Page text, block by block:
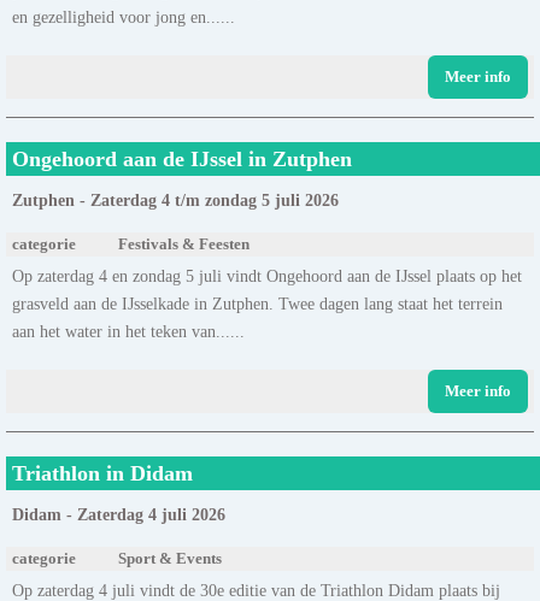
en gezelligheid voor jong en......
Meer info
Ongehoord aan de IJssel in Zutphen
Zutphen - Zaterdag 4 t/m zondag 5 juli 2026
categorie Festivals & Feesten
Op zaterdag 4 en zondag 5 juli vindt Ongehoord aan de IJssel plaats op het
grasveld aan de IJsselkade in Zutphen. Twee dagen lang staat het terrein
aan het water in het teken van......
Meer info
Triathlon in Didam
Didam - Zaterdag 4 juli 2026
categorie Sport & Events
Op zaterdag 4 juli vindt de 30e editie van de Triathlon Didam plaats bij